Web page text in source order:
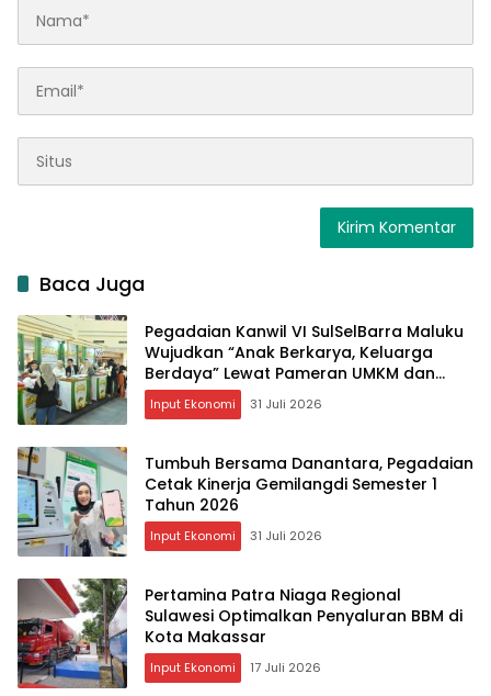
Baca Juga
Pegadaian Kanwil VI SulSelBarra Maluku
Wujudkan “Anak Berkarya, Keluarga
Berdaya” Lewat Pameran UMKM dan
Bazar Emas
Input Ekonomi 31 Juli 2026
Tumbuh Bersama Danantara, Pegadaian
Cetak Kinerja Gemilangdi Semester 1
Tahun 2026
Input Ekonomi 31 Juli 2026
Pertamina Patra Niaga Regional
Sulawesi Optimalkan Penyaluran BBM di
Kota Makassar
Input Ekonomi 17 Juli 2026